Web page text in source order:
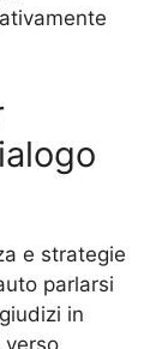
e strategie
parlarsi
in